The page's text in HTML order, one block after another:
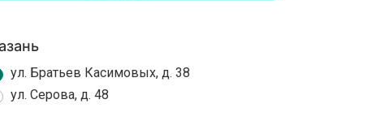
ул. Братьев Касимовых, д. 38
ул. Серова, д. 48